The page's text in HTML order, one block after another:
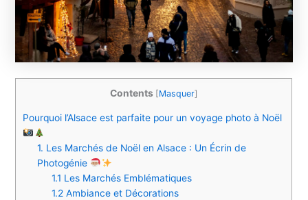
Contents [Masquer]
Pourquoi l’Alsace est parfaite pour un voyage photo à Noël
1. Les Marchés de Noël en Alsace : Un Écrin de
Photogénie
1.1 Les Marchés Emblématiques
1.2 Ambiance et Décorations